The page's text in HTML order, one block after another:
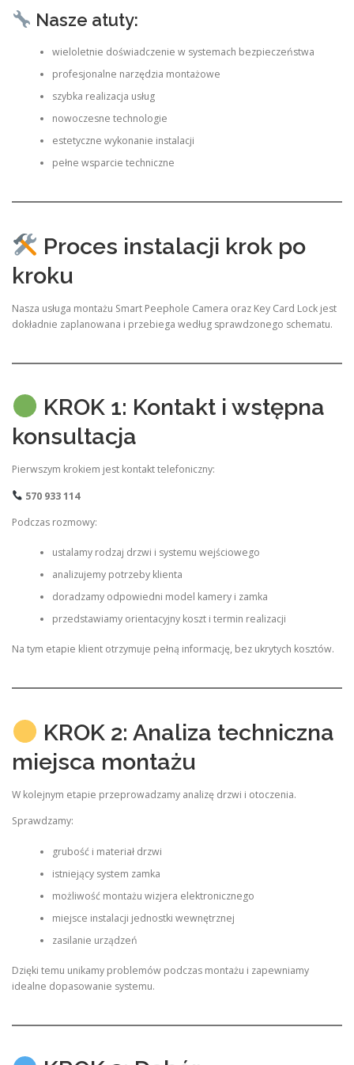
Nasze atuty:
wieloletnie doświadczenie w systemach bezpieczeństwa
profesjonalne narzędzia montażowe
szybka realizacja usług
nowoczesne technologie
estetyczne wykonanie instalacji
pełne wsparcie techniczne
Proces instalacji krok po
kroku
Nasza usługa montażu Smart Peephole Camera oraz Key Card Lock jest
dokładnie zaplanowana i przebiega według sprawdzonego schematu.
KROK 1: Kontakt i wstępna
konsultacja
Pierwszym krokiem jest kontakt telefoniczny:
570 933 114
Podczas rozmowy:
ustalamy rodzaj drzwi i systemu wejściowego
analizujemy potrzeby klienta
doradzamy odpowiedni model kamery i zamka
przedstawiamy orientacyjny koszt i termin realizacji
Na tym etapie klient otrzymuje pełną informację, bez ukrytych kosztów.
KROK 2: Analiza techniczna
miejsca montażu
W kolejnym etapie przeprowadzamy analizę drzwi i otoczenia.
Sprawdzamy:
grubość i materiał drzwi
istniejący system zamka
możliwość montażu wizjera elektronicznego
miejsce instalacji jednostki wewnętrznej
zasilanie urządzeń
Dzięki temu unikamy problemów podczas montażu i zapewniamy
idealne dopasowanie systemu.